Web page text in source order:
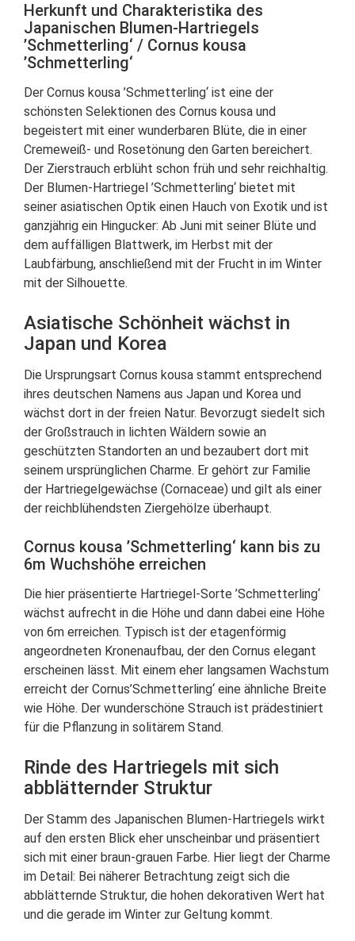
Herkunft und Charakteristika des
Japanischen Blumen-Hartriegels
’Schmetterling‘ / Cornus kousa
’Schmetterling‘
Der Cornus kousa ’Schmetterling‘ ist eine der
schönsten Selektionen des Cornus kousa und
begeistert mit einer wunderbaren Blüte, die in einer
Cremeweiß- und Rosetönung den Garten bereichert.
Der Zierstrauch erblüht schon früh und sehr reichhaltig.
Der Blumen-Hartriegel ’Schmetterling‘ bietet mit
seiner asiatischen Optik einen Hauch von Exotik und ist
ganzjährig ein Hingucker: Ab Juni mit seiner Blüte und
dem auffälligen Blattwerk, im Herbst mit der
Laubfärbung, anschließend mit der Frucht in im Winter
mit der Silhouette.
Asiatische Schönheit wächst in
Japan und Korea
Die Ursprungsart Cornus kousa stammt entsprechend
ihres deutschen Namens aus Japan und Korea und
wächst dort in der freien Natur. Bevorzugt siedelt sich
der Großstrauch in lichten Wäldern sowie an
geschützten Standorten an und bezaubert dort mit
seinem ursprünglichen Charme. Er gehört zur Familie
der Hartriegelgewächse (Cornaceae) und gilt als einer
der reichblühendsten Ziergehölze überhaupt.
Cornus kousa ’Schmetterling‘ kann bis zu
6m Wuchshöhe erreichen
Die hier präsentierte Hartriegel-Sorte ’Schmetterling‘
wächst aufrecht in die Höhe und dann dabei eine Höhe
von 6m erreichen. Typisch ist der etagenförmig
angeordneten Kronenaufbau, der den Cornus elegant
erscheinen lässt. Mit einem eher langsamen Wachstum
erreicht der Cornus’Schmetterling‘ eine ähnliche Breite
wie Höhe. Der wunderschöne Strauch ist prädestiniert
für die Pflanzung in solitärem Stand.
Rinde des Hartriegels mit sich
abblätternder Struktur
Der Stamm des Japanischen Blumen-Hartriegels wirkt
auf den ersten Blick eher unscheinbar und präsentiert
sich mit einer braun-grauen Farbe. Hier liegt der Charme
im Detail: Bei näherer Betrachtung zeigt sich die
abblätternde Struktur, die hohen dekorativen Wert hat
und die gerade im Winter zur Geltung kommt.